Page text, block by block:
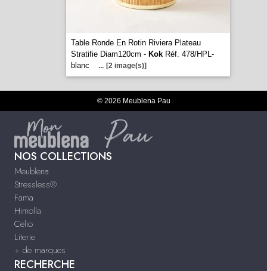
Table Ronde En Rotin Riviera Plateau
Stratifie Diam120cm - KokRéf. 478/HPL-
blanc
... [2 image(s)]
© 2026 Meublena Pau
NOS COLLECTIONS
Meublena
Stressless®
Fama
Himolla
Celio
Literie
+ de marques
RECHERCHE